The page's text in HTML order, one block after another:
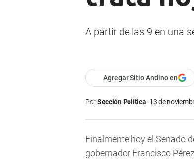
A partir de las 9 en una
Agregar Sitio Andino en
PorSección Política 13 de
Finalmente hoy el Senado
gobernador Francisco